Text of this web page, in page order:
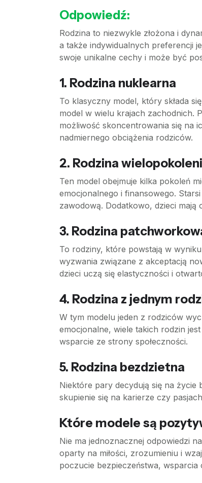
Odpowiedź:
Rodzina to niezwykle złożona i
a także indywidualnych preferencji
swoje unikalne cechy i może być
1. Rodzina nuklearna
To klasyczny model, który składa
model w wielu krajach zachodnich.
możliwość skoncentrowania się na
nadmiernego obciążenia rodziców.
2. Rodzina
Ten model obejmuje kilka pokoleń
emocjonalnego i finansowego.
zawodową. Dodatkowo, dzieci
3. Rodzina
To rodziny, które powstają w
wyzwania związane z akceptacją
dzieci uczą się elastyczności i
4. Rodzina z jednym
W tym modelu jeden z rodziców
emocjonalne, wiele takich rodzin
wsparcie ze strony społeczności.
5. Rodzina bezdzietna
Niektóre pary decydują się na
skupienie się na karierze czy
Które modele są
Nie ma jednoznacznej odpowiedzi
oparty na miłości, zrozumieniu i
poczucie bezpieczeństwa,